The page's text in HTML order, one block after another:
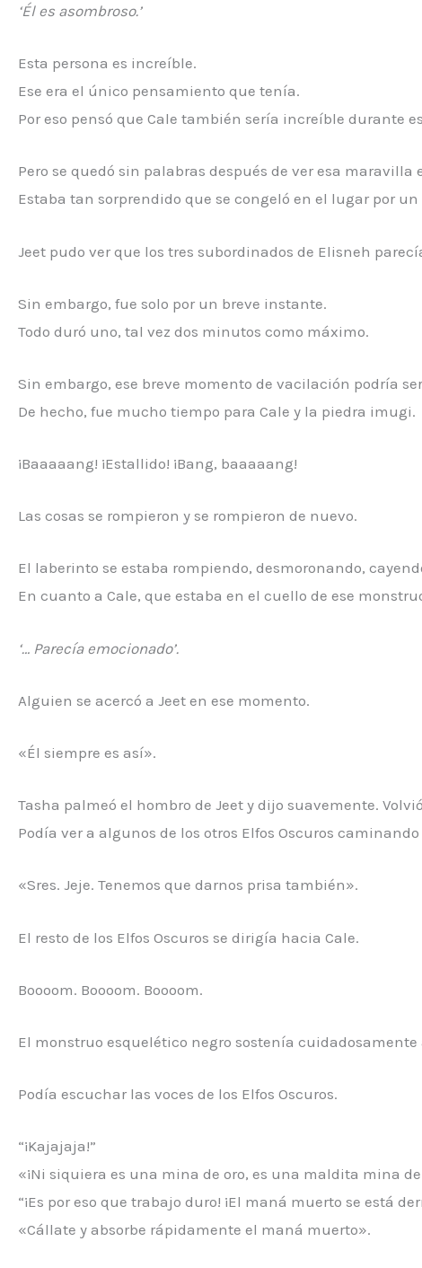
‘Él es asombroso.’
Esta persona es increíble.
Ese era el único pensamiento que tenía.
Por eso pensó que Cale también sería increíble durante
Pero se quedó sin palabras después de ver esa maravilla
Estaba tan sorprendido que se congeló en el lugar por
Jeet pudo ver que los tres subordinados de Elisneh
Sin embargo, fue solo por un breve instante.
Todo duró uno, tal vez dos minutos como máximo.
Sin embargo, ese breve momento de vacilación podría
De hecho, fue mucho tiempo para Cale y la piedra imugi.
¡Baaaaang! ¡Estallido! ¡Bang, baaaaang!
Las cosas se rompieron y se rompieron de nuevo.
El laberinto se estaba rompiendo, desmoronando,
En cuanto a Cale, que estaba en el cuello de ese
‘… Parecía emocionado’.
Alguien se acercó a Jeet en ese momento.
«Él siempre es así».
Tasha palmeó el hombro de Jeet y dijo suavemente.
Podía ver a algunos de los otros Elfos Oscuros
«Sres. Jeje. Tenemos que darnos prisa también».
El resto de los Elfos Oscuros se dirigía hacia Cale.
Boooom. Boooom. Boooom.
El monstruo esquelético negro sostenía
Podía escuchar las voces de los Elfos Oscuros.
“¡Kajajaja!”
«¡Ni siquiera es una mina de oro, es una maldita mina
“¡Es por eso que trabajo duro! ¡El maná muerto se está
«Cállate y absorbe rápidamente el maná muerto».